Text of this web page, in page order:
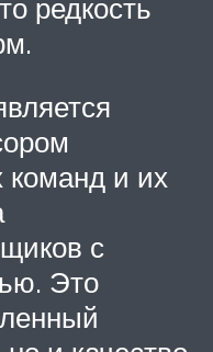
редкость
команд и их
с
Это